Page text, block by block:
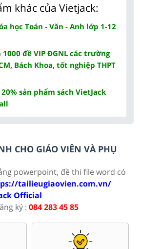
khác của Vietjack:
học Toán - Văn - Anh lớp 1-12
1000 đề VIP ĐGNL các trường
Bách Khoa, tốt nghiệp THPT
sản phẩm sách VietJack
CHO GIÁO VIÊN VÀ PHỤ
powerpoint, đề thi file word có
tailieugiaovien.com.vn/
Official
ký : 084 283 45 85